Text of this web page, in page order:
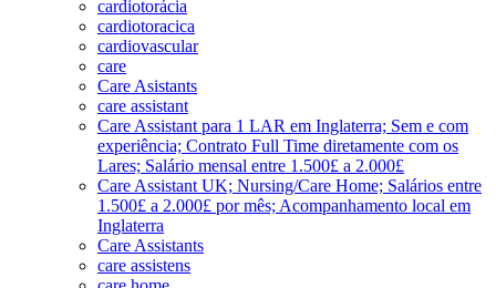
cardiotorácia
cardiotoracica
cardiovascular
care
Care Asistants
care assistant
Care Assistant para 1 LAR em Inglaterra; Sem e com
experiência; Contrato Full Time diretamente com os
Lares; Salário mensal entre 1.500£ a 2.000£
Care Assistant UK; Nursing/Care Home; Salários entre
1.500£ a 2.000£ por mês; Acompanhamento local em
Inglaterra
Care Assistants
care assistens